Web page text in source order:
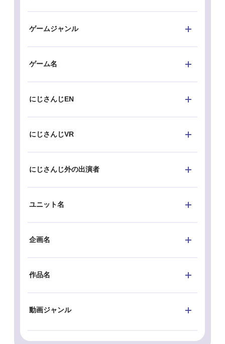
ゲームジャンル
ゲーム名
にじさんじEN
にじさんじVR
にじさんじ外の出演者
ユニット名
企画名
作品名
動画ジャンル